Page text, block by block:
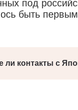
под
быть
ли контакты с